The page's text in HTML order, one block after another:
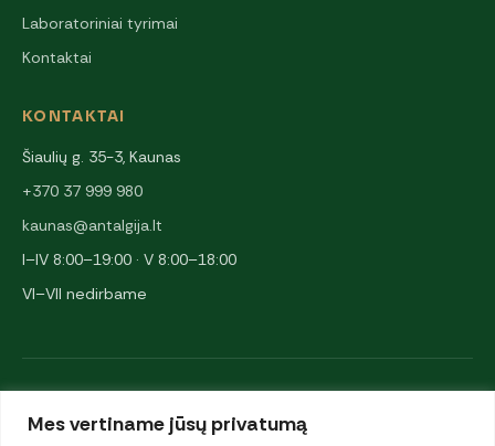
Mes vertiname jūsų privatumą
Laboratoriniai tyrimai
Kontaktai
KONTAKTAI
Šiaulių g. 35-3, Kaunas
+370 37 999 980
kaunas@antalgija.lt
I–IV 8:00–19:00 · V 8:00–18:00
VI–VII nedirbame